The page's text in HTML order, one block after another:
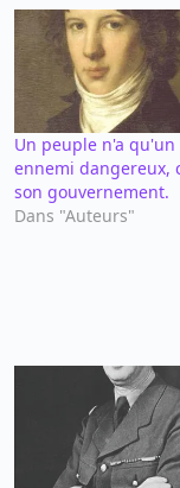
Un peuple n'a qu'un
ennemi dangereux,
son gouvernement.
Dans "Auteurs"